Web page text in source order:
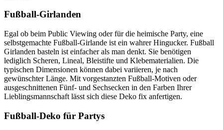
Fußball-Girlanden
Egal ob beim Public Viewing oder für die heimische Party, eine
selbstgemachte Fußball-Girlande ist ein wahrer Hingucker. Fußball
Girlanden basteln ist einfacher als man denkt. Sie benötigen
lediglich Scheren, Lineal, Bleistifte und Klebematerialien. Die
typischen Dimensionen können dabei variieren, je nach
gewünschter Länge. Mit vorgestanzten Fußball-Motiven oder
ausgeschnittenen Fünf- und Sechsecken in den Farben Ihrer
Lieblingsmannschaft lässt sich diese Deko fix anfertigen.
Fußball-Deko für Partys